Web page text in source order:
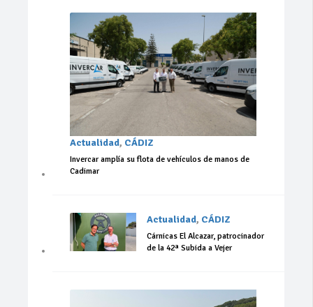
Actualidad, CÁDIZ
Invercar amplía su flota de vehículos de manos de
Cadimar
Actualidad, CÁDIZ
Cárnicas El Alcazar, patrocinador
de la 42ª Subida a Vejer